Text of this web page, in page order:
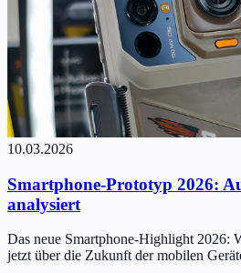
10.03.2026
Smartphone-Prototyp 2026:
analysiert
Das neue Smartphone-Highlight 2026:
jetzt über die Zukunft der mobilen